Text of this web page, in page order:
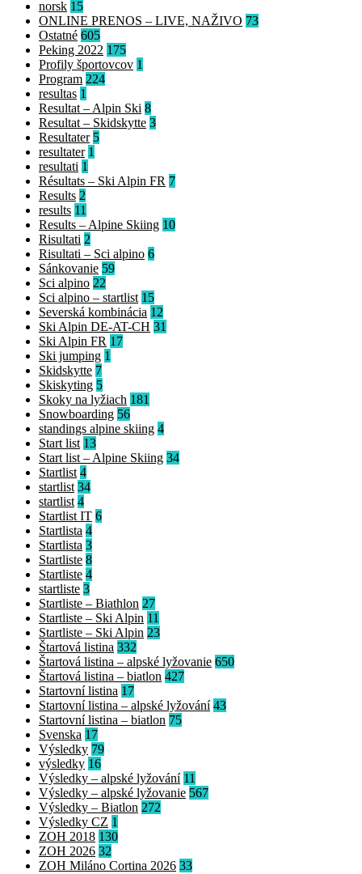
norsk 15
ONLINE PRENOS – LIVE, NAŽIVO 73
Ostatné 605
Peking 2022 175
Profily športovcov 1
Program 224
resultas 1
Resultat – Alpin Ski 8
Resultat – Skidskytte 3
Resultater 5
resultater 1
resultati 1
Résultats – Ski Alpin FR 7
Results 2
results 11
Results – Alpine Skiing 10
Risultati 2
Risultati – Sci alpino 6
Sánkovanie 59
Sci alpino 22
Sci alpino – startlist 15
Severská kombinácia 12
Ski Alpin DE-AT-CH 31
Ski Alpin FR 17
Ski jumping 1
Skidskytte 7
Skiskyting 5
Skoky na lyžiach 181
Snowboarding 56
standings alpine skiing 4
Start list 13
Start list – Alpine Skiing 34
Startlist 4
startlist 34
startlist 4
Startlist IT 6
Startlista 4
Startlista 3
Startliste 8
Startliste 4
startliste 3
Startliste – Biathlon 27
Startliste – Ski Alpin 11
Startliste – Ski Alpin 23
Štartová listina 332
Štartová listina – alpské lyžovanie 650
Štartová listina – biatlon 427
Startovní listina 17
Startovní listina – alpské lyžování 43
Startovní listina – biatlon 75
Svenska 17
Výsledky 79
výsledky 16
Výsledky – alpské lyžování 11
Výsledky – alpské lyžovanie 567
Výsledky – Biatlon 272
Výsledky CZ 1
ZOH 2018 130
ZOH 2026 32
ZOH Miláno Cortina 2026 33